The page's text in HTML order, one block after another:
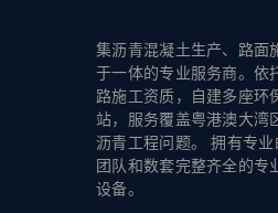
集沥青混凝土生产、路面
于一体的专业服务商。依
路施工资质，自建多座环
站，服务覆盖粤港澳大湾
沥青工程问题。 拥有专
团队和数套完整齐全的专
设备。